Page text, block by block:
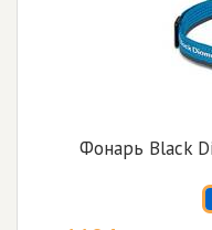
Фонарь Black